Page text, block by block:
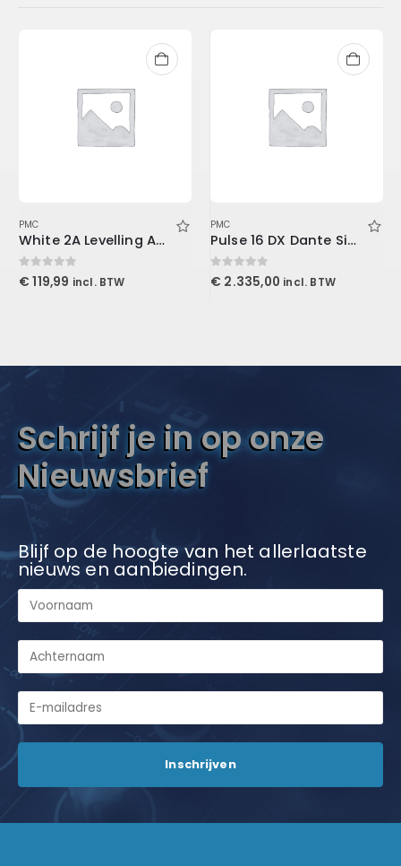
PMC
White 2A Levelling Amplifier (Download)
0out of 5
€ 119,99 incl. BTW
PMC
Pulse 16 DX Dante Singlemode
0out of 5
€ 2.335,00 incl. BTW
Schrijf je in op onze
Nieuwsbrief
Blijf op de hoogte van het allerlaatste
nieuws en aanbiedingen.